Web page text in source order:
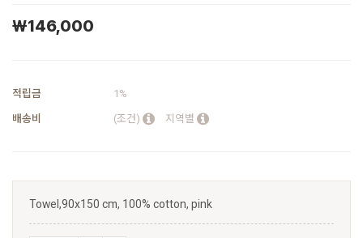
￦146,000
적립금
1%
배송비
(조건) 지역별
Towel,90x150 cm, 100% cotton, pink